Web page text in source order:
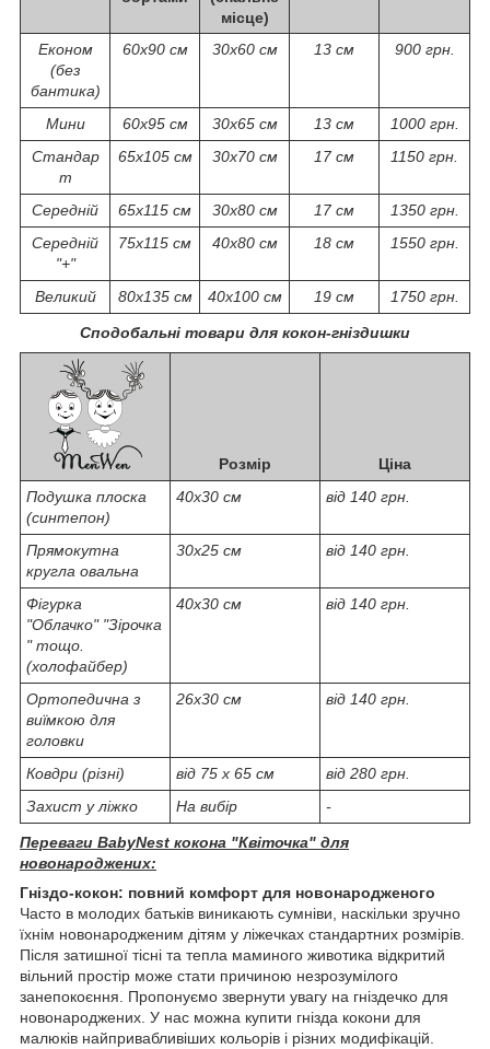
місце)
Економ
(без
бантика)
60х90 см 30х60 см 13 см 900 грн.
Мини 60х95 см 30х65 см 13 см
1000 грн.
Стандар
т
65х105 см 30х70 см 17 см 1150 грн.
Середній 65х115 см 30х80 см 17 см
1350 грн.
Середній
"+"
75х115 см 40х80 см 18 см 1550 грн.
Великий 80х135 см 40х100 см 19 см 1750 грн.
Сподобальні товари для кокон-гніздишки
Розмір
Ціна
Подушка плоска
(синтепон)
40х30 см від 140 грн.
Прямокутна
кругла овальна
30х25 см від 140 грн.
Фігурка
"Облачко" "Зірочка
" тощо.
(холофайбер)
40х30 см від 140 грн.
Ортопедична з
виїмкою для
головки
26х30 см від 140 грн.
Ковдри (різні) від 75 х 65 см
від 280 грн.
Захист у ліжко
На вибір -
Переваги BabyNest кокона "Квіточка" для
новонароджених:
Гніздо-кокон: повний комфорт для новонародженого
Часто в молодих батьків виникають сумніви, наскільки зручно
їхнім новонародженим дітям у ліжечках стандартних розмірів.
Після затишної тісні та тепла маминого животика відкритий
вільний простір може стати причиною незрозумілого
занепокоєння. Пропонуємо звернути увагу на гніздечко для
новонароджених. У нас можна купити гнізда кокони для
малюків найпривабливіших кольорів і різних модифікацій.